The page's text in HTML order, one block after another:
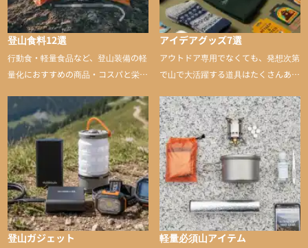
登山食料12選
行動食・軽量食品など、登山装備の軽
量化におすすめの商品・コスパと栄養
アイデアグッズ7選
アウトドア専用でなくても、発想次第
で山で大活躍する道具はたくさんあり
山に持ち込むと快適性や安心感をグッ
と引き上げてくれる――そんな意外性
のあるアイテムを紹介
登山ガジェット 軽量必須山アイテム